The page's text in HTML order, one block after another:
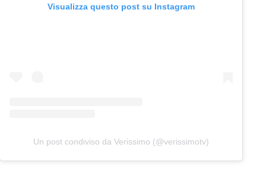
Visualizza questo post su Instagram
Un post condiviso da Verissimo (@verissimotv)